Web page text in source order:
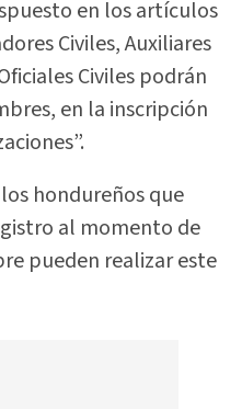
en los artículos
Civiles, Auxiliares
Civiles podrán
en la inscripción
hondureños que
al momento de
pueden realizar este